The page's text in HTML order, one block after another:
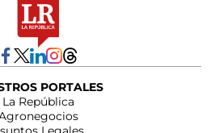
PORTALES
La República